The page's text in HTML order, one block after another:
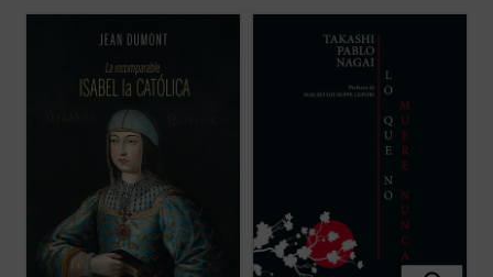
Dumont nos sumerge en la época de Isabel
inteligencia, astucia y determinación, que
supo afrontar los desafíos de su época y
de Takashi Nagai, en la que el autor recorre
su vida, desde la infancia hasta el día de la
explosión de la bomba atómica, captando
los numerosos acontecimientos que se